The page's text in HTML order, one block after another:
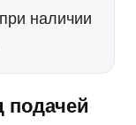
наличии
подачей